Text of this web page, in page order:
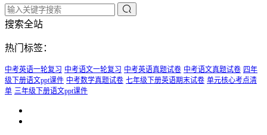
搜索全站
热门标签：
中考英语一轮复习 中考语文一轮复习 中考英语真题试卷 中考语文真题试卷 四年
级下册语文ppt课件 中考数学真题试卷 七年级下册英语期末试卷 单元核心考点清
单 三年级下册语文ppt课件